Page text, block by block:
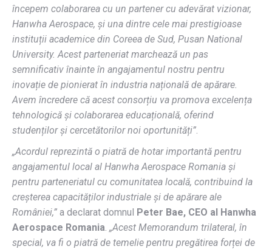
începem colaborarea cu un partener cu adevărat vizionar,
Hanwha Aerospace, și una dintre cele mai prestigioase
instituții academice din Coreea de Sud, Pusan National
University. Acest parteneriat marchează un pas
semnificativ înainte în angajamentul nostru pentru
inovație de pionierat în industria națională de apărare.
Avem încredere că acest consorțiu va promova excelența
tehnologică și colaborarea educațională, oferind
studenților și cercetătorilornoi oportunități”
„Acordul reprezintă o piatră de hotar importantă pentru
angajamentul local al Hanwha Aerospace Romania și
pentru parteneriatul cu comunitatea locală, contribuind la
creșterea capacităților industriale și de apărare ale
României,” a declarat domnul Peter Bae, CEO al Hanwha
Aerospace Romania „Acest Memorandum trilateral, în
special, va fi o piatră de temelie pentru pregătirea forței de